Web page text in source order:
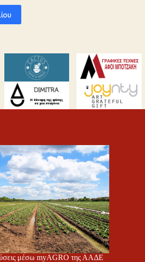
μέσω myAGRO της ΑΑΔΕ